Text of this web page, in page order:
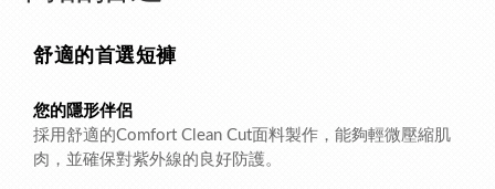
舒適的首選短褲
您的隱形伴侶
採用舒適的Comfort Clean Cut面料製作，能夠輕微壓縮肌
肉，並確保對紫外線的良好防護。